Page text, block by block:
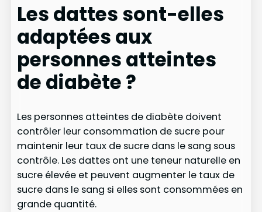
Les dattes sont-elles
adaptées aux
personnes atteintes
de diabète ?
Les personnes atteintes de diabète doivent
contrôler leur consommation de sucre pour
maintenir leur taux de sucre dans le sang sous
contrôle. Les dattes ont une teneur naturelle en
sucre élevée et peuvent augmenter le taux de
sucre dans le sang si elles sont consommées en
grande quantité.